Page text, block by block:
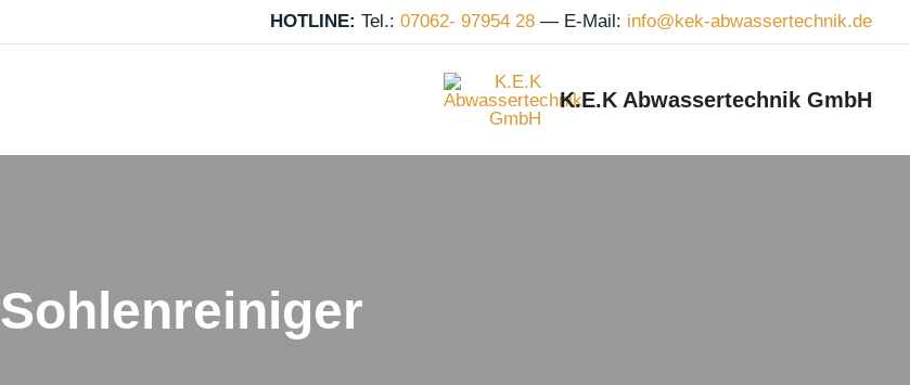
HOTLINE: Tel.: 07062- 97954 28 — E-Mail: info@kek‑abwassertechnik.de
K.E.K Abwassertechnik GmbH
Sohlenreiniger